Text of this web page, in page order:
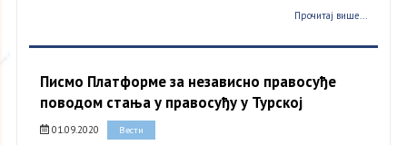
Прочитај више...
Писмо Платформе за независно правосуђе
поводом стања у правосуђу у Турској
01.09.2020 Вести